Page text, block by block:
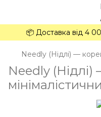
📦 Доставка від
Needly (Нідлі) —
Needly